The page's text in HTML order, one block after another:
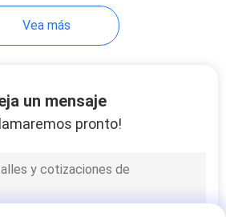
Vea más
un mensaje
pronto!